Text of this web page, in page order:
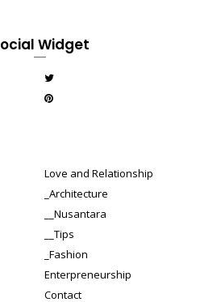
Widget
Love and Relationship
_Architecture
__Nusantara
__Tips
_Fashion
Enterpreneurship
Contact